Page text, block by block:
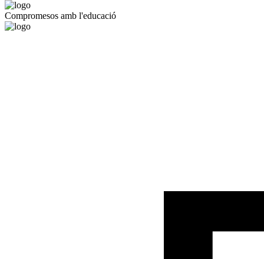
Compromesos amb l'educació